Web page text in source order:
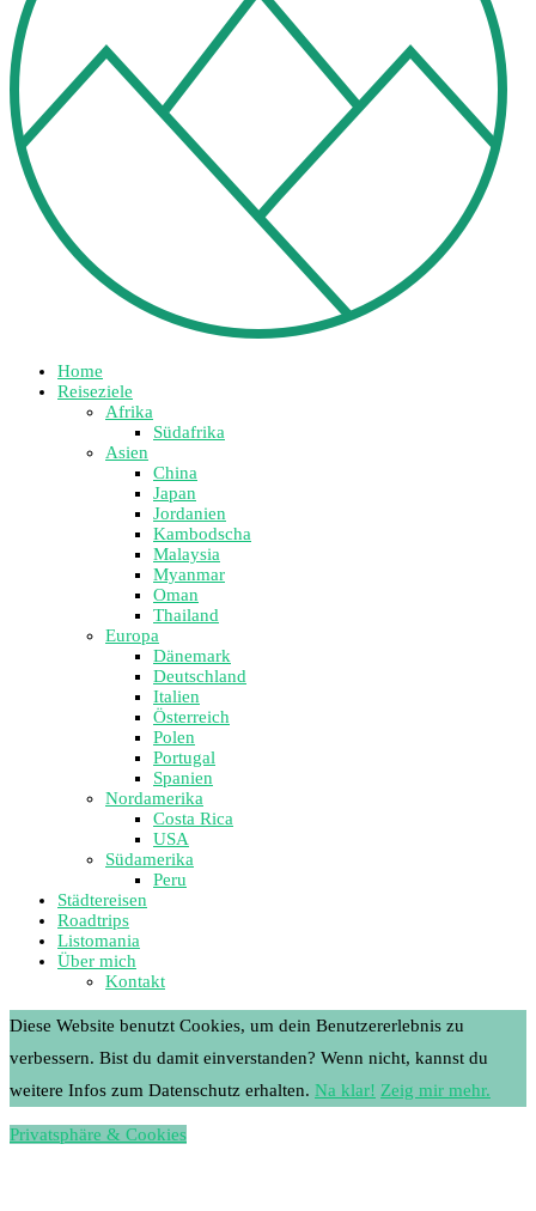
Home
Reiseziele
Afrika
Südafrika
Asien
China
Japan
Jordanien
Kambodscha
Malaysia
Myanmar
Oman
Thailand
Europa
Dänemark
Deutschland
Italien
Österreich
Polen
Portugal
Spanien
Nordamerika
Costa Rica
USA
Südamerika
Peru
Städtereisen
Roadtrips
Listomania
Über mich
Kontakt
Diese Website benutzt Cookies, um dein Benutzererlebnis zu
verbessern. Bist du damit einverstanden? Wenn nicht, kannst du
weitere Infos zum Datenschutz erhalten. Na klar! Zeig mir mehr.
Privatsphäre & Cookies